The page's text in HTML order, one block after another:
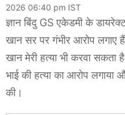
2026 06:40 pm IST
ज्ञान बिंदु GS एकेडमी के
खान सर पर गंभीर आरोप
खान मेरी हत्या भी करवा
भाई की हत्या का आरोप लगाया
की।